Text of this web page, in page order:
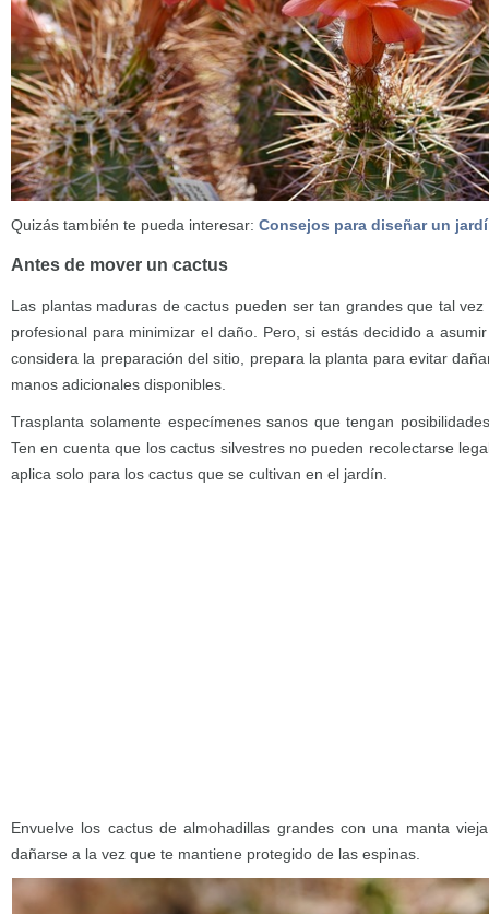
Quizás también te pueda interesar: Consejos para diseñar un
Antes de mover un cactus
Las plantas maduras de cactus pueden ser tan grandes que tal
profesional para minimizar el daño. Pero, si estás decidido a
considera la preparación del sitio, prepara la planta para evitar
manos adicionales disponibles.
Trasplanta solamente especímenes sanos que tengan
Ten en cuenta que los cactus silvestres no pueden recolectarse
aplica solo para los cactus que se cultivan en el jardín.
Envuelve los cactus de almohadillas grandes con una manta
dañarse a la vez que te mantiene protegido de las espinas.